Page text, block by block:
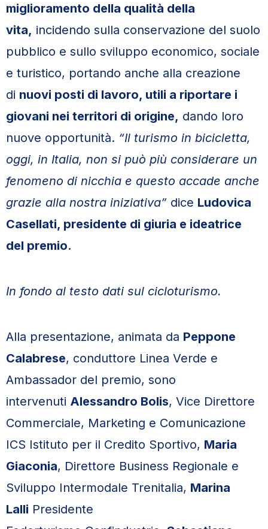
miglioramento della qualità della
vita, incidendo sulla conservazione del suolo
pubblico e sullo sviluppo economico, sociale
e turistico, portando anche alla creazione
di nuovi posti di lavoro, utili a riportare i
giovani nei territori di origine, dando loro
nuove opportunità. “Il turismo in bicicletta,
oggi, in Italia, non si può più considerare un
fenomeno di nicchia e questo accade anche
grazie alla nostra iniziativa” dice Ludovica
Casellati, presidente di giuria e ideatrice
del premio.
In fondo al testo dati sul cicloturismo.
Alla presentazione, animata da Peppone
Calabrese, conduttore Linea Verde e
Ambassador del premio, sono
intervenuti Alessandro Bolis, Vice Direttore
Commerciale, Marketing e Comunicazione
ICS Istituto per il Credito Sportivo, Maria
Giaconia, Direttore Business Regionale e
Sviluppo Intermodale Trenitalia, Marina
Lalli Presidente